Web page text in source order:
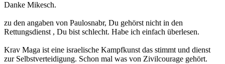
Danke Mikesch.
zu den angaben von Paulosnabr, Du gehörst nicht in den
Rettungsdienst , Du bist schlecht. Habe ich einfach überlesen.
Krav Maga ist eine israelische Kampfkunst das stimmt und dienst
zur Selbstverteidigung. Schon mal was von Zivilcourage gehört.